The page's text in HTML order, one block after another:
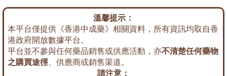
溫馨提示：
本平台僅提供《香港中成藥》相關資料，所有資訊均取自香
港政府開放數據平台。
平台並不參與任何藥品銷售或供應活動，亦不清楚任何藥物
之購買途徑、供應商或銷售渠道。
請注意：